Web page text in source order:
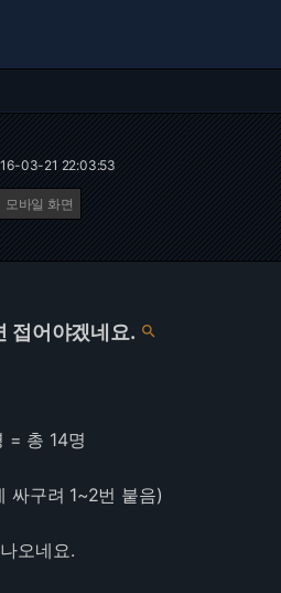
03-21 22:03:53
모바일 화면
접어야겠네요. 
= 총 14명
싸구려 1~2번 붙음)
오네요.